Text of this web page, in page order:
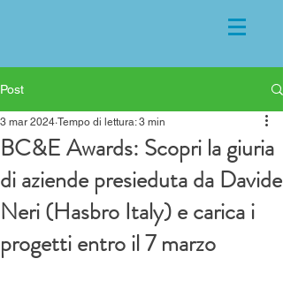
Post
BC&E Awards: Scopri la giuria
di aziende presieduta da Davide
Neri (Hasbro Italy) e carica i
progetti entro il 7 marzo
3 mar 2024 Tempo di lettura: 3 min